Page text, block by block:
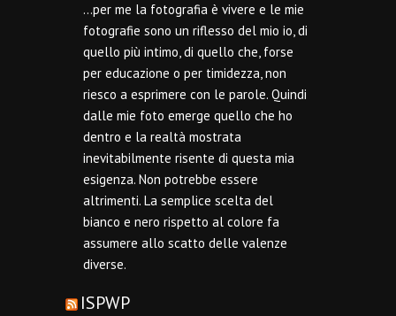
…per me la fotografia è vivere e le mie
fotografie sono un riflesso del mio io, di
quello più intimo, di quello che, forse
per educazione o per timidezza, non
riesco a esprimere con le parole. Quindi
dalle mie foto emerge quello che ho
dentro e la realtà mostrata
inevitabilmente risente di questa mia
esigenza. Non potrebbe essere
altrimenti. La semplice scelta del
bianco e nero rispetto al colore fa
assumere allo scatto delle valenze
diverse.
ISPWP